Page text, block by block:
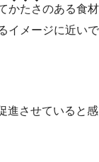
かたさのある食材
イメージに近いで
進させていると感